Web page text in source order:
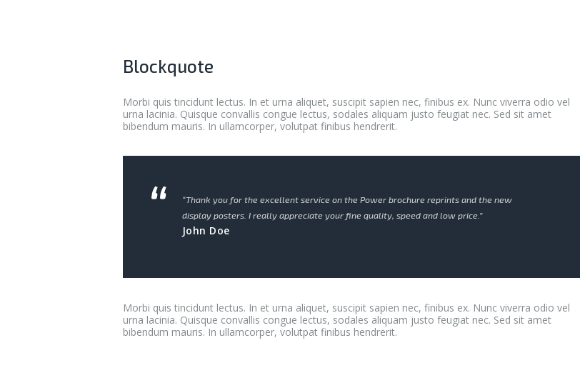
Blockquote
Morbi quis tincidunt lectus. In et urna aliquet, suscipit sapien nec, finibus ex. Nunc viverra odio vel
urna lacinia. Quisque convallis congue lectus, sodales aliquam justo feugiat nec. Sed sit amet
bibendum mauris. In ullamcorper, volutpat finibus hendrerit.
“Thank you for the excellent service on the Power brochure reprints and the new
display posters. I really appreciate your fine quality, speed and low price.”
John Doe
Morbi quis tincidunt lectus. In et urna aliquet, suscipit sapien nec, finibus ex. Nunc viverra odio vel
urna lacinia. Quisque convallis congue lectus, sodales aliquam justo feugiat nec. Sed sit amet
bibendum mauris. In ullamcorper, volutpat finibus hendrerit.